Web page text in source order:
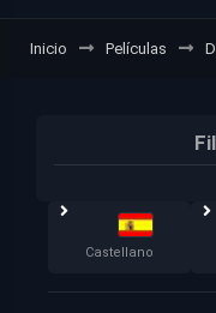
Inicio Películas
Castellano